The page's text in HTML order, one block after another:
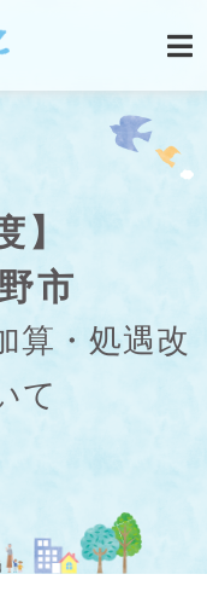
】
市
算・処遇改
て